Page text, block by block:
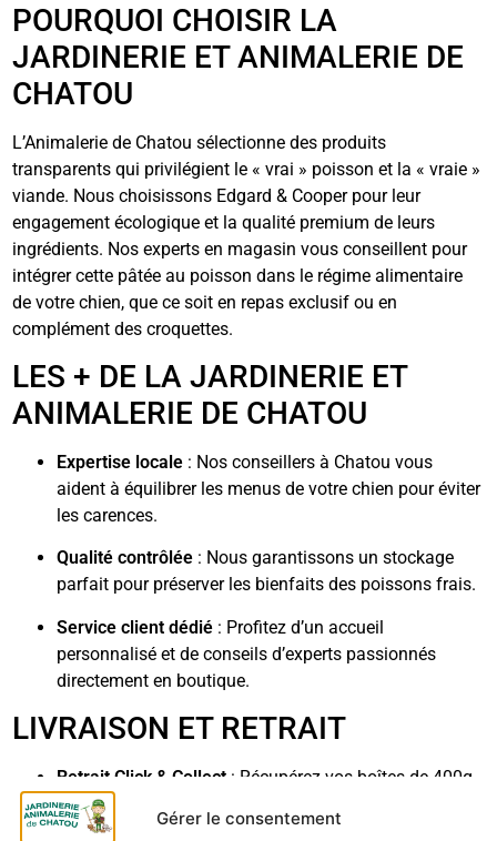
Gérer le consentement
POURQUOI CHOISIR LA
JARDINERIE ET ANIMALERIE DE
CHATOU
L’Animalerie de Chatou sélectionne des produits
transparents qui privilégient le « vrai » poisson et la « vraie »
viande. Nous choisissons Edgard & Cooper pour leur
engagement écologique et la qualité premium de leurs
ingrédients. Nos experts en magasin vous conseillent pour
intégrer cette pâtée au poisson dans le régime alimentaire
de votre chien, que ce soit en repas exclusif ou en
complément des croquettes.
LES + DE LA JARDINERIE ET
ANIMALERIE DE CHATOU
Expertise locale : Nos conseillers à Chatou vous
aident à équilibrer les menus de votre chien pour éviter
les carences.
Qualité contrôlée : Nous garantissons un stockage
parfait pour préserver les bienfaits des poissons frais.
Service client dédié : Profitez d’un accueil
personnalisé et de conseils d’experts passionnés
directement en boutique.
LIVRAISON ET RETRAIT
Retrait Click & Collect : Récupérez vos boîtes de 400g
sous 2 heures à la Jardinerie de Chatou.